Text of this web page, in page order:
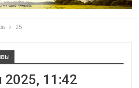
25
2025, 11:42